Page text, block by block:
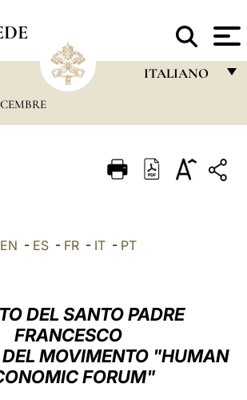
ITALIANO
ITALIANO
العربيّة
中文
LATINE
EN - ES- FR- IT- PT
DEL SANTO PADRE
FRANCESCO
MOVIMENTO "HUMAN
FORUM"